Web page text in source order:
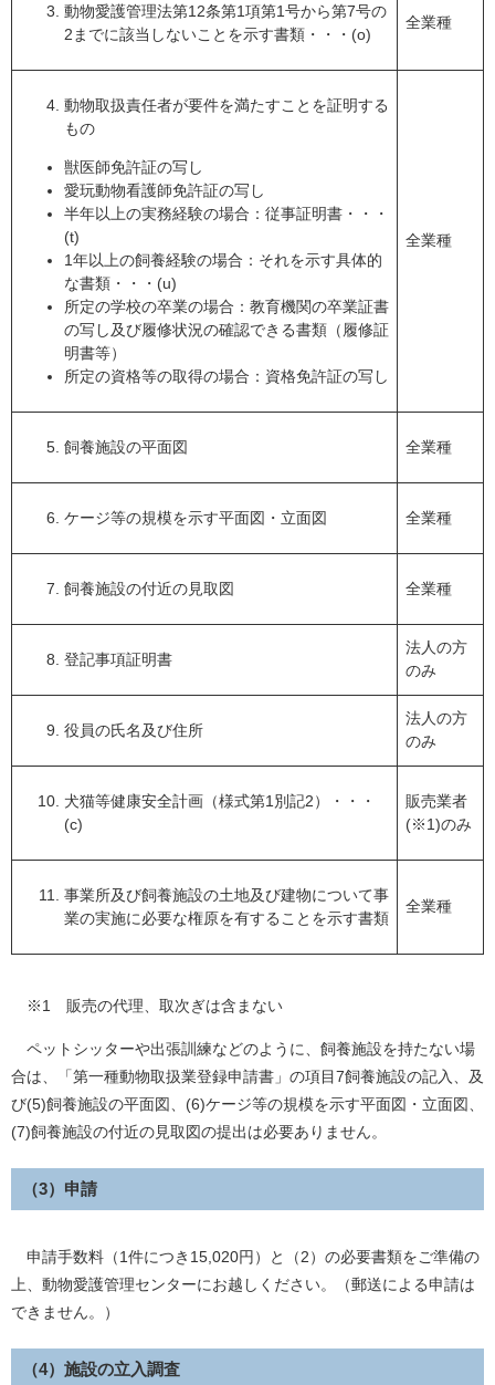
動物愛護管理法第12条第1項第1号から第7号の
2までに該当しないことを示す書類・・・(o)
全業種
動物取扱責任者が要件を満たすことを証明する
もの
獣医師免許証の写し
愛玩動物看護師免許証の写し
半年以上の実務経験の場合：従事証明書・・・
(t)
1年以上の飼養経験の場合：それを示す具体的
な書類・・・(u)
所定の学校の卒業の場合：教育機関の卒業証書
の写し及び履修状況の確認できる書類（履修証
明書等）
所定の資格等の取得の場合：資格免許証の写し
全業種
飼養施設の平面図 全業種
ケージ等の規模を示す平面図・立面図 全業種
飼養施設の付近の見取図 全業種
登記事項証明書
法人の方
のみ
役員の氏名及び住所
法人の方
のみ
犬猫等健康安全計画（様式第1別記2）・・・
(c)
販売業者
(※1)のみ
事業所及び飼養施設の土地及び建物について事
業の実施に必要な権原を有することを示す書類
全業種
※1 販売の代理、取次ぎは含まない
ペットシッターや出張訓練などのように、飼養施設を持たない場
合は、「第一種動物取扱業登録申請書」の項目7飼養施設の記入、及
び(5)飼養施設の平面図、(6)ケージ等の規模を示す平面図・立面図、
(7)飼養施設の付近の見取図の提出は必要ありません。
（3）申請
申請手数料（1件につき15,020円）と（2）の必要書類をご準備の
上、動物愛護管理センターにお越しください。（郵送による申請は
できません。）
（4）施設の立入調査